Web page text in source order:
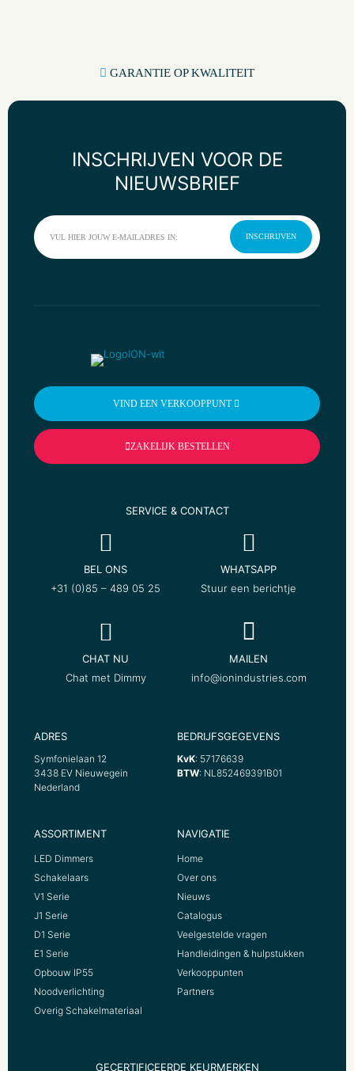
GARANTIE OP KWALITEIT
INSCHRIJVEN VOOR DE
NIEUWSBRIEF
INSCHRIJVEN
ADRES
Symfonielaan 12
3438 EV Nieuwegein
Nederland
BEDRIJFSGEGEVENS
KvK: 57176639
BTW: NL852469391B01
SERVICE & CONTACT
BEL ONS
+31 (0)85 – 489 05 25
WHATSAPP
Stuur een berichtje
CHAT NU
Chat met Dimmy
MAILEN
info@ionindustries.com
VIND EEN VERKOOPPUNT
ZAKELIJK BESTELLEN
ASSORTIMENT
LED Dimmers
Schakelaars
V1 Serie
J1 Serie
D1 Serie
E1 Serie
Opbouw IP55
Noodverlichting
Overig Schakelmateriaal
NAVIGATIE
Home
Over ons
Nieuws
Catalogus
Veelgestelde vragen
Handleidingen & hulpstukken
Verkooppunten
Partners
GECERTIFICEERDE KEURMERKEN